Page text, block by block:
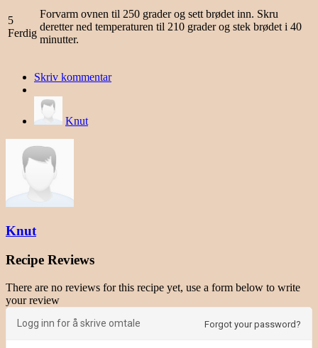
5
Ferdig
Forvarm ovnen til 250 grader og sett brødet inn. Skru
deretter ned temperaturen til 210 grader og stek brødet i 40
minutter.
Skriv kommentar
Knut
Knut
Recipe Reviews
There are no reviews for this recipe yet, use a form below to write
your review
Logg inn for å skrive omtale Forgot your password?